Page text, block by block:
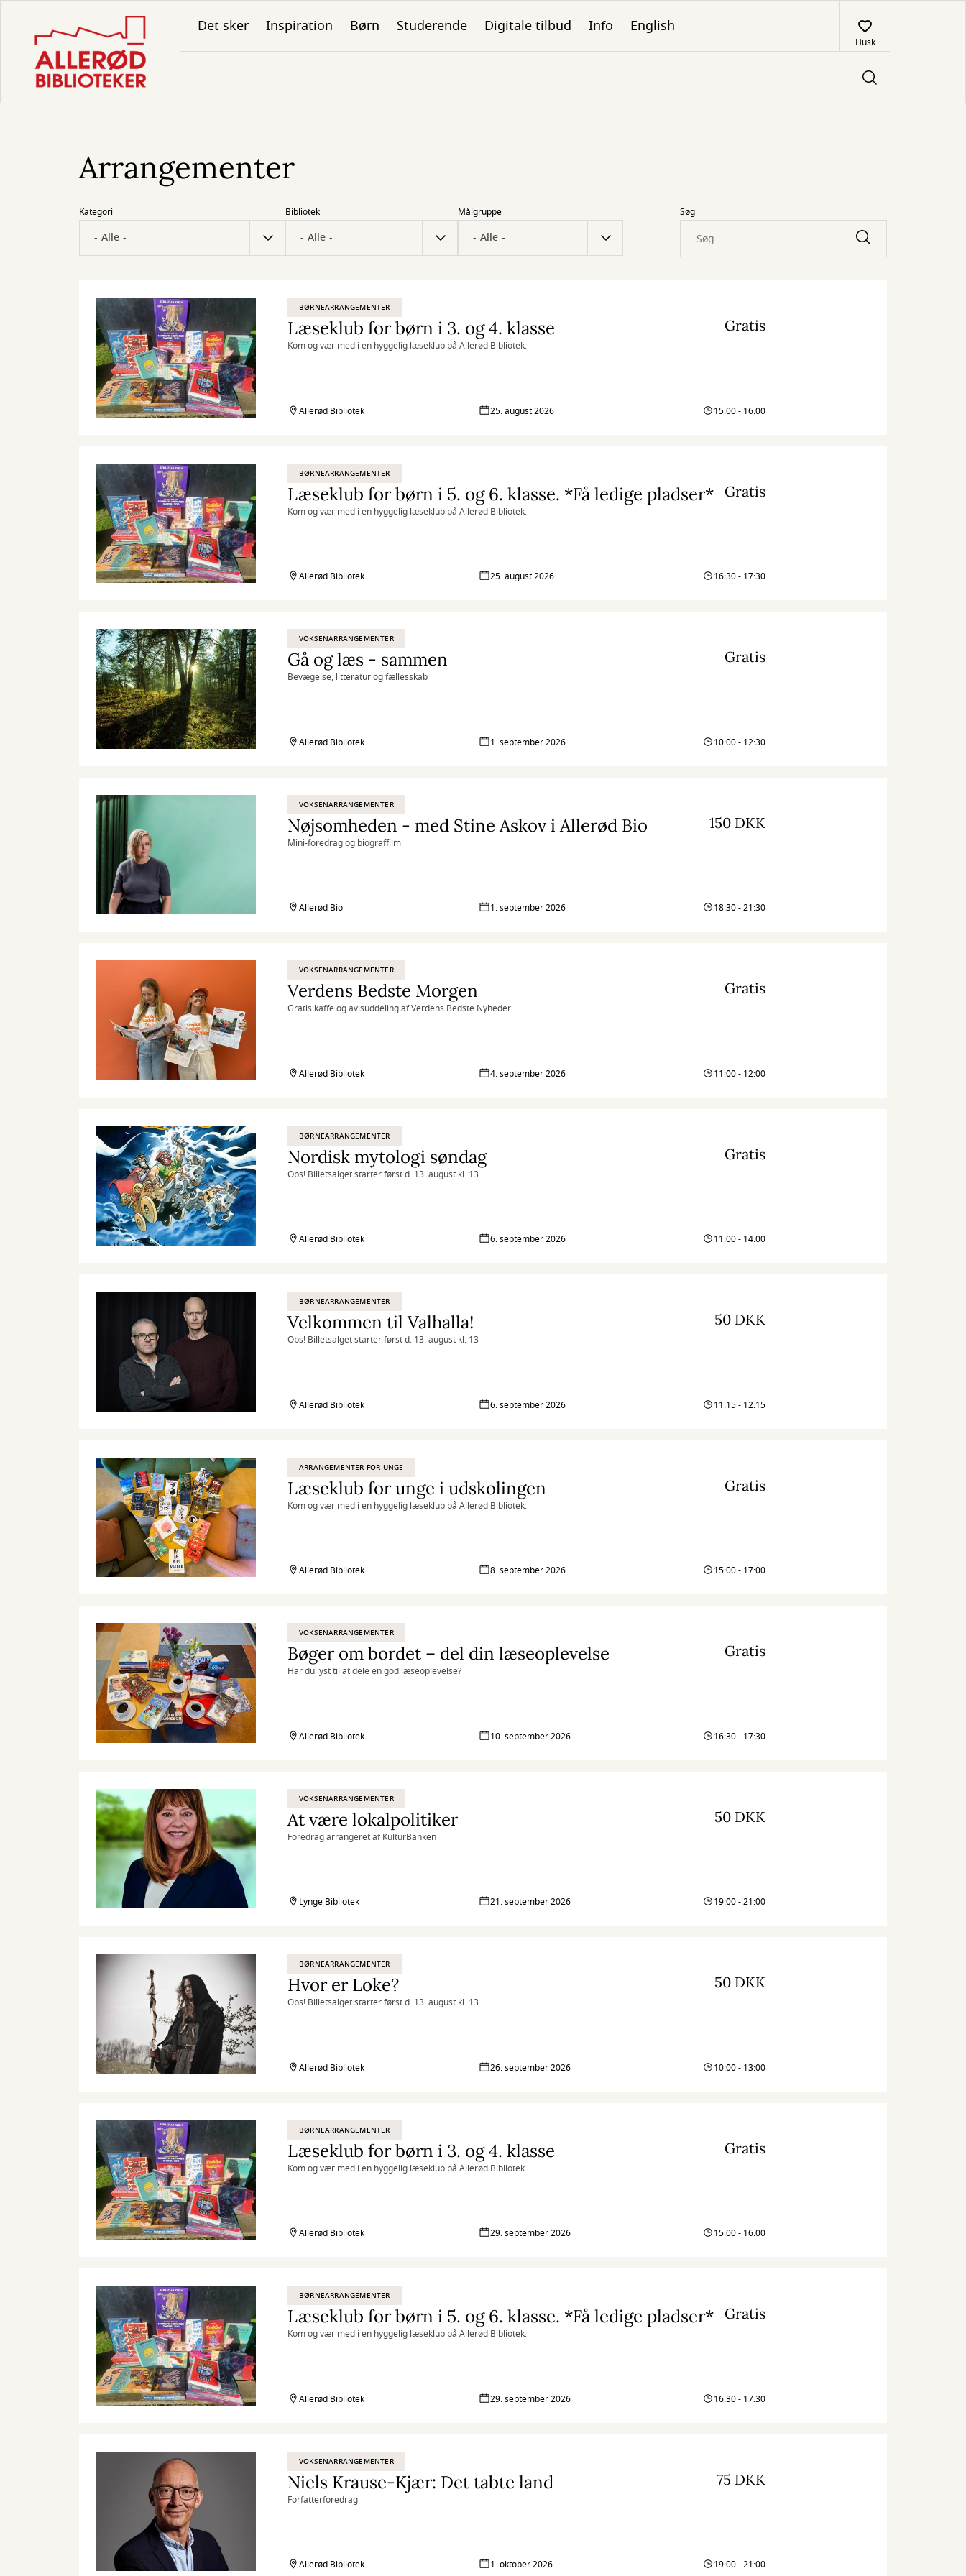
hovedindhold
Det sker Inspiration Børn Studerende Digitale tilbud Info English
Husk
Arrangementer
Kategori Bibliotek Målgruppe Søg
BØRNEARRANGEMENTER
Læseklub for børn i 3. og 4. klasse
Kom og vær med i en hyggelig læseklub på Allerød Bibliotek.
Gratis
Allerød Bibliotek 25. august 2026 15:00 - 16:00
BØRNEARRANGEMENTER
Læseklub for børn i 5. og 6. klasse. *Få ledige pladser*
Kom og vær med i en hyggelig læseklub på Allerød Bibliotek.
Gratis
Allerød Bibliotek 25. august 2026 16:30 - 17:30
VOKSENARRANGEMENTER
Gå og læs - sammen
Bevægelse, litteratur og fællesskab
Gratis
Allerød Bibliotek 1. september 2026 10:00 - 12:30
VOKSENARRANGEMENTER
Nøjsomheden - med Stine Askov i Allerød Bio
Mini-foredrag og biograffilm
150 DKK
Allerød Bio 1. september 2026 18:30 - 21:30
VOKSENARRANGEMENTER
Verdens Bedste Morgen
Gratis kaffe og avisuddeling af Verdens Bedste Nyheder
Gratis
Allerød Bibliotek 4. september 2026 11:00 - 12:00
BØRNEARRANGEMENTER
Nordisk mytologi søndag
Obs! Billetsalget starter først d. 13. august kl. 13.
Gratis
Allerød Bibliotek 6. september 2026 11:00 - 14:00
BØRNEARRANGEMENTER
Velkommen til Valhalla!
Obs! Billetsalget starter først d. 13. august kl. 13
50 DKK
Allerød Bibliotek 6. september 2026 11:15 - 12:15
ARRANGEMENTER FOR UNGE
Læseklub for unge i udskolingen
Kom og vær med i en hyggelig læseklub på Allerød Bibliotek.
Gratis
Allerød Bibliotek 8. september 2026 15:00 - 17:00
VOKSENARRANGEMENTER
Bøger om bordet – del din læseoplevelse
Har du lyst til at dele en god læseoplevelse?
Gratis
Allerød Bibliotek 10. september 2026 16:30 - 17:30
VOKSENARRANGEMENTER
At være lokalpolitiker
Foredrag arrangeret af KulturBanken
50 DKK
Lynge Bibliotek 21. september 2026 19:00 - 21:00
BØRNEARRANGEMENTER
Hvor er Loke?
Obs! Billetsalget starter først d. 13. august kl. 13
50 DKK
Allerød Bibliotek 26. september 2026 10:00 - 13:00
BØRNEARRANGEMENTER
Læseklub for børn i 3. og 4. klasse
Kom og vær med i en hyggelig læseklub på Allerød Bibliotek.
Gratis
Allerød Bibliotek 29. september 2026 15:00 - 16:00
BØRNEARRANGEMENTER
Læseklub for børn i 5. og 6. klasse. *Få ledige pladser*
Kom og vær med i en hyggelig læseklub på Allerød Bibliotek.
Gratis
Allerød Bibliotek 29. september 2026 16:30 - 17:30
VOKSENARRANGEMENTER
Niels Krause-Kjær: Det tabte land
Forfatterforedrag
75 DKK
Allerød Bibliotek 1. oktober 2026 19:00 - 21:00